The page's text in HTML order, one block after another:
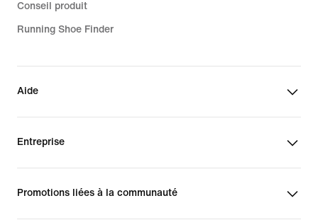
Conseil produit
Running Shoe Finder
Aide
Entreprise
Promotions liées à la communauté